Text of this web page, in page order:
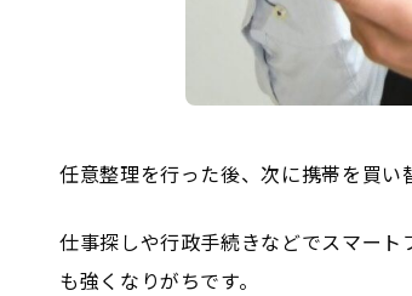
任意整理を行った後、次に携帯を買い
仕事探しや行政手続きなどでスマー
も強くなりがちです。